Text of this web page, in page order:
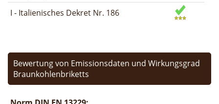
I - Italienisches Dekret Nr. 186
Bewertung von Emissionsdaten und Wirkungsgrad
Braunkohlenbriketts